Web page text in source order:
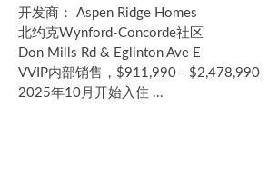
开发商： Aspen Ridge Homes
北约克Wynford-Concorde社区
Don Mills Rd & Eglinton Ave E
VVIP内部销售，$911,990 - $2,478,990
2025年10月开始入住 ...